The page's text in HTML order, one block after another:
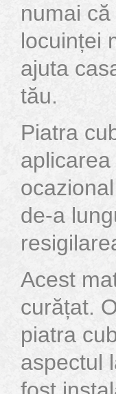
numai
locuinței
ajuta
tău.
Piatra
de-a
Acest
curățat.
piatra
aspectul